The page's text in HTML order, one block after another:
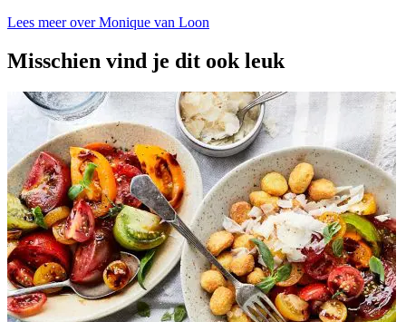
Lees meer over Monique van Loon
Misschien vind je dit ook leuk